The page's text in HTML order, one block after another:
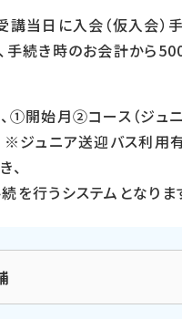
講当日に入会（仮入会）
手続き時のお会計から
①開始月②コース（ジュ
※ジュニア送迎バス利用
、
を行うシステムとなりま